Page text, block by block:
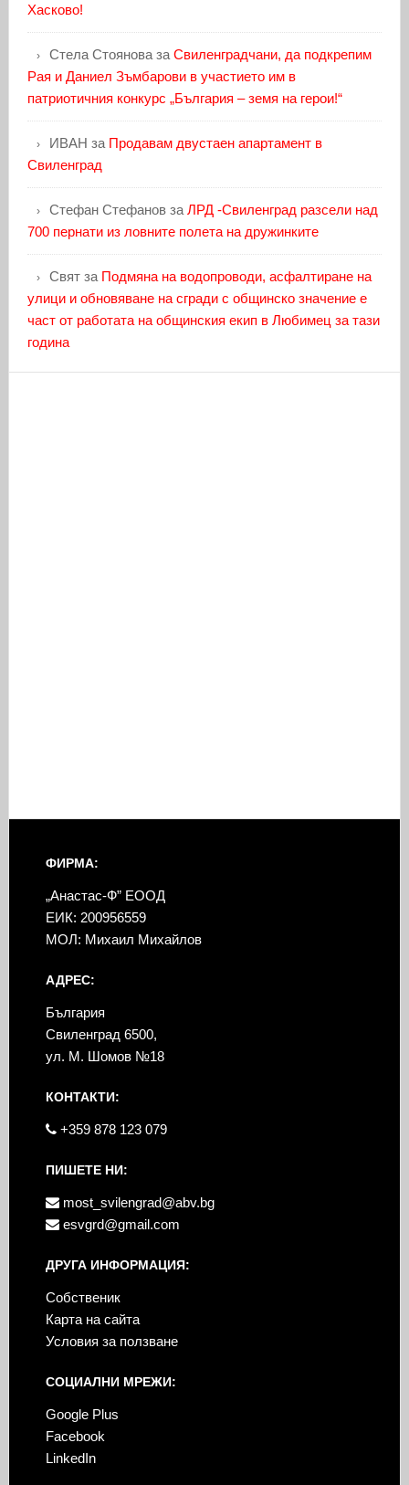
Хасково!
Стела Стояноваза Свиленградчани, да подкрепим
Рая и Даниел Зъмбарови в участието им в
патриотичния конкурс „България – земя на герои!“
ИВАН за Продавам двустаен апартамент в
Свиленград
Стефан Стефановза ЛРД -Свиленград разсели над
700 пернати из ловните полета на дружинките
Святза Подмяна на водопроводи, асфалтиране на
улици и обновяване на сгради с общинско значение е
част от работата на общинския екип в Любимец за тази
година
ФИРМА:
„Анастас-Ф” ЕООД
ЕИК: 200956559
МОЛ: Михаил Михайлов
АДРЕС:
България
Свиленград 6500,
ул. М. Шомов №18
КОНТАКТИ:
+359 878 123 079
ПИШЕТЕ НИ:
most_svilengrad@abv.bg
esvgrd@gmail.com
ДРУГА ИНФОРМАЦИЯ:
Собственик
Карта на сайта
Условия за ползване
СОЦИАЛНИ МРЕЖИ:
Google Plus
Facebook
LinkedIn